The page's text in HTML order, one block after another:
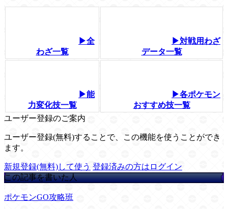
▶全
わざ一覧
▶対戦用わざ
データ一覧
▶能
力変化技一覧
▶各ポケモン
おすすめ技一覧
ユーザー登録のご案内
ユーザー登録(無料)することで、この機能を使うことができ
ます。
新規登録(無料)して使う 登録済みの方はログイン
この記事を書いた人
ポケモンGO攻略班